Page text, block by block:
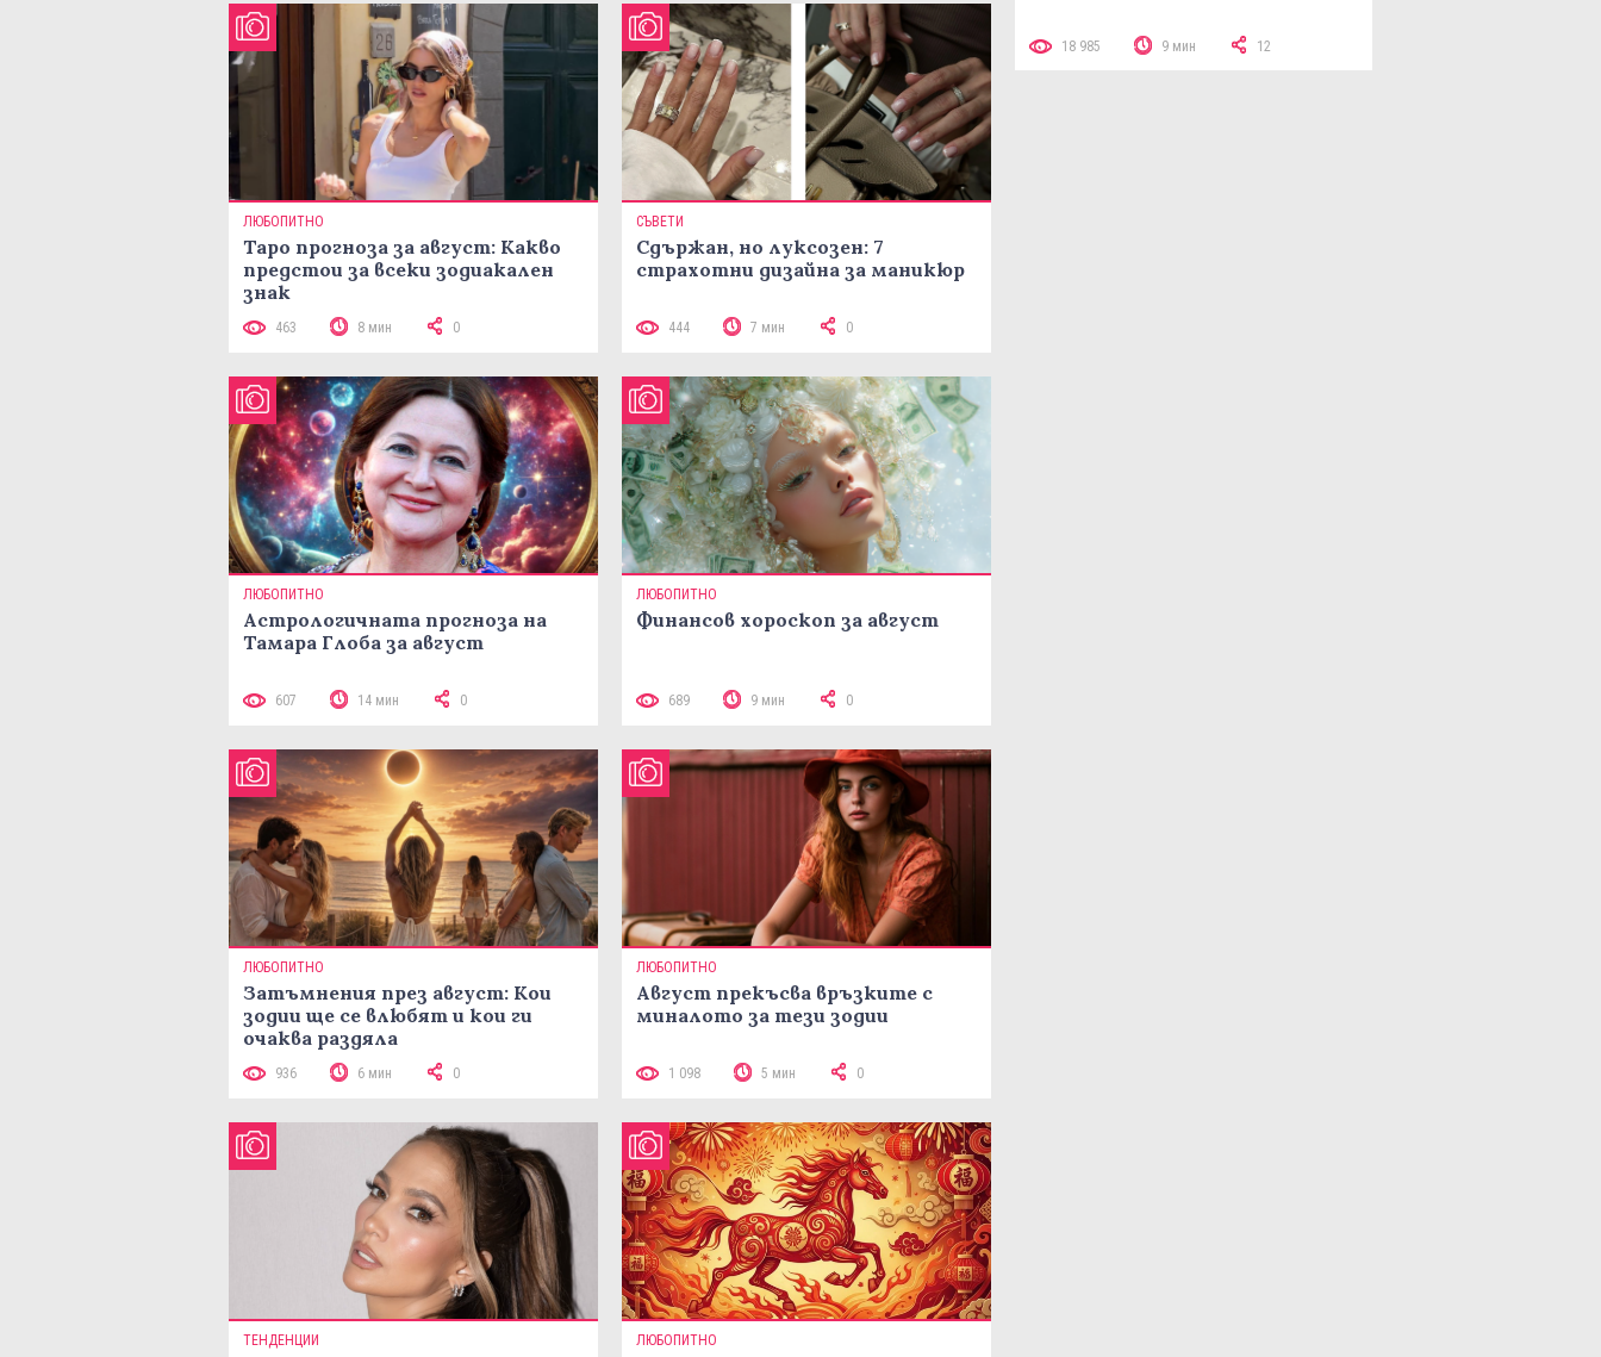
ЛЮБОПИТНО
Таро прогноза за август: Какво
предстои за всеки зодиакален
знак
463 8 мин 0
СЪВЕТИ
Сдържан, но луксозен: 7
страхотни дизайна за маникюр
444 7 мин 0
ЛЮБОПИТНО
Астрологичната прогноза на
Тамара Глоба за август
607 14 мин 0
ЛЮБОПИТНО
Финансов хороскоп за август
689 9 мин 0
ЛЮБОПИТНО
Затъмнения през август: Кои
зодии ще се влюбят и кои ги
очаква раздяла
936 6 мин 0
ЛЮБОПИТНО
Август прекъсва връзките с
миналото за тези зодии
1 098 5 мин 0
ТЕНДЕНЦИИ ЛЮБОПИТНО
18 985 9 мин 12